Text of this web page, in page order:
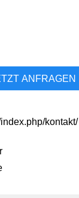
ANFRAGEN
kontakt/